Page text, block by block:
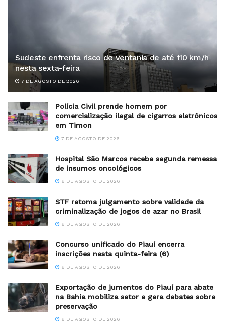
Sudeste enfrenta risco de ventania de até 110 km/h
nesta sexta-feira
7 DE AGOSTO DE 2026
Polícia Civil prende homem por
comercialização ilegal de cigarros eletrônicos
em Timon
7 DE AGOSTO DE 2026
Hospital São Marcos recebe segunda remessa
de insumos oncológicos
6 DE AGOSTO DE 2026
STF retoma julgamento sobre validade da
criminalização de jogos de azar no Brasil
6 DE AGOSTO DE 2026
Concurso unificado do Piauí encerra
inscrições nesta quinta-feira (6)
6 DE AGOSTO DE 2026
Exportação de jumentos do Piauí para abate
na Bahia mobiliza setor e gera debates sobre
preservação
6 DE AGOSTO DE 2026